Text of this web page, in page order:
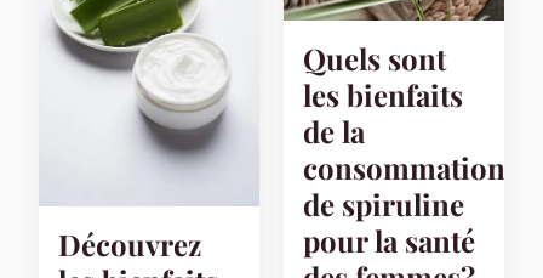
Découvrez
Quels sont
les bienfaits
de la
consommation
de spiruline
pour la santé